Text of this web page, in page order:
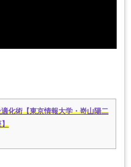
化術【東京情報大学・嵜山陽二
】